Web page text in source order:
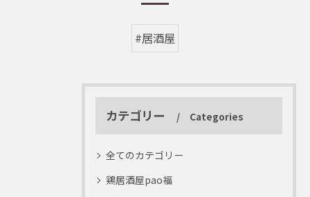
#居酒屋
カテゴリー Categories
全てのカテゴリー
鶏居酒屋pao福